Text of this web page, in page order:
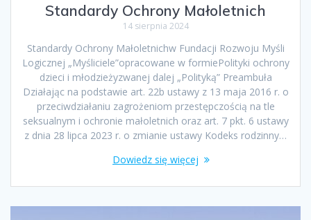
Standardy Ochrony Małoletnich
14 sierpnia 2024
Standardy Ochrony Małoletnichw Fundacji Rozwoju Myśli
Logicznej „Myśliciele”opracowane w formiePolityki ochrony
dzieci i młodzieżyzwanej dalej „Polityką” Preambuła
Działając na podstawie art. 22b ustawy z 13 maja 2016 r. o
przeciwdziałaniu zagrożeniom przestępczością na tle
seksualnym i ochronie małoletnich oraz art. 7 pkt. 6 ustawy
z dnia 28 lipca 2023 r. o zmianie ustawy Kodeks rodzinny…
Dowiedz się więcej